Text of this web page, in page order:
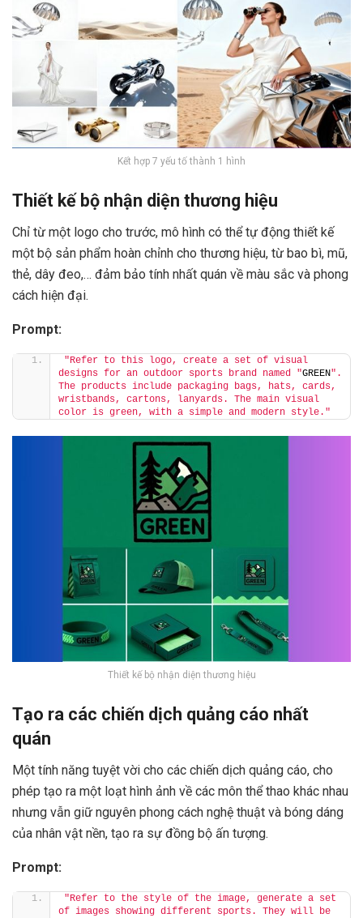
Kết hợp 7 yếu tố thành 1 hình
Thiết kế bộ nhận diện thương hiệu
Chỉ từ một logo cho trước, mô hình có thể tự động thiết kế
một bộ sản phẩm hoàn chỉnh cho thương hiệu, từ bao bì, mũ,
thẻ, dây đeo,… đảm bảo tính nhất quán về màu sắc và phong
cách hiện đại.
Prompt:
"Refer to this logo, create a set of visual
designs for an outdoor sports brand named "GREEN".
The products include packaging bags, hats, cards,
wristbands, cartons, lanyards. The main visual
color is green, with a simple and modern style."
Thiết kế bộ nhận diện thương hiệu
Tạo ra các chiến dịch quảng cáo nhất
quán
Một tính năng tuyệt vời cho các chiến dịch quảng cáo, cho
phép tạo ra một loạt hình ảnh về các môn thể thao khác nhau
nhưng vẫn giữ nguyên phong cách nghệ thuật và bóng dáng
của nhân vật nền, tạo ra sự đồng bộ ấn tượng.
Prompt:
"Refer to the style of the image, generate a set
of images showing different sports. They will be